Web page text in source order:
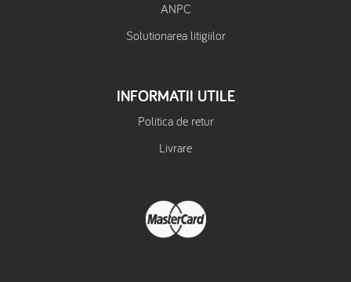
ANPC
Solutionarea litigiilor
INFORMATII UTILE
Politica de retur
Livrare